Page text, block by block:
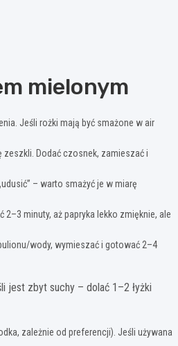
mielonym
Jeśli rożki mają być smażone w air
zeszkli. Dodać czosnek, zamieszać i
– warto smażyć je w miarę
minuty, aż papryka lekko zmięknie, ale
wody, wymieszać i gotować 2–4
jest zbyt suchy – dolać 1–2 łyżki
zależnie od preferencji). Jeśli używana